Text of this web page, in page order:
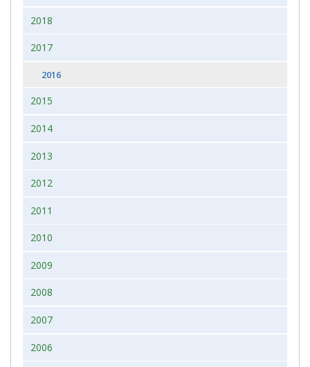
2018
2017
2016
2015
2014
2013
2012
2011
2010
2009
2008
2007
2006